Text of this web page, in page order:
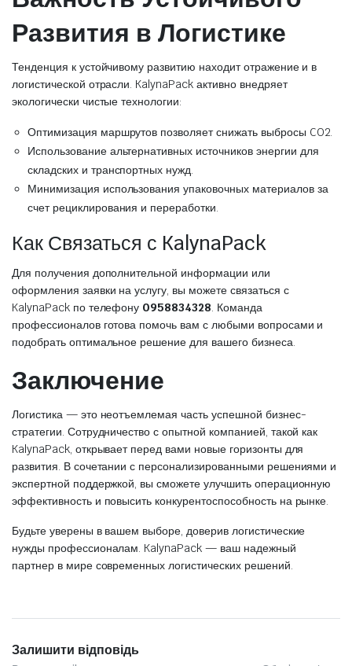
Развития в Логистике
Тенденция к устойчивому развитию находит отражение и в
логистической отрасли. KalynaPack активно внедряет
экологически чистые технологии:
Оптимизация маршрутов позволяет снижать выбросы CO2.
Использование альтернативных источников энергии для
складских и транспортных нужд.
Минимизация использования упаковочных материалов за
счет рециклирования и переработки.
Как Связаться с KalynaPack
Для получения дополнительной информации или
оформления заявки на услугу, вы можете связаться с
KalynaPack по телефону 0958834328 . Команда
профессионалов готова помочь вам с любыми вопросами и
подобрать оптимальное решение для вашего бизнеса.
Заключение
Логистика — это неотъемлемая часть успешной бизнес-
стратегии. Сотрудничество с опытной компанией, такой как
KalynaPack, открывает перед вами новые горизонты для
развития. В сочетании с персонализированными решениями и
экспертной поддержкой, вы сможете улучшить операционную
эффективность и повысить конкурентоспособность на рынке.
Будьте уверены в вашем выборе, доверив логистические
нужды профессионалам. KalynaPack — ваш надежный
партнер в мире современных логистических решений.
Залишити відповідь